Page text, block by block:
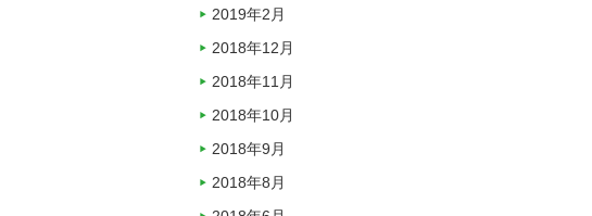
2019年2月
2018年12月
2018年11月
2018年10月
2018年9月
2018年8月